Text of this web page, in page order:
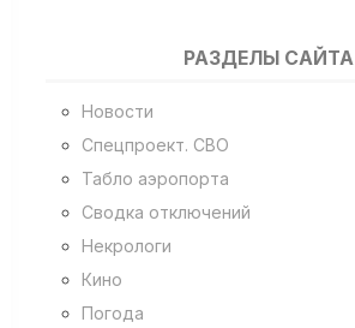
РАЗДЕЛЫ САЙТА
Новости
Спецпроект. СВО
Табло аэропорта
Сводка отключений
Некрологи
Кино
Погода